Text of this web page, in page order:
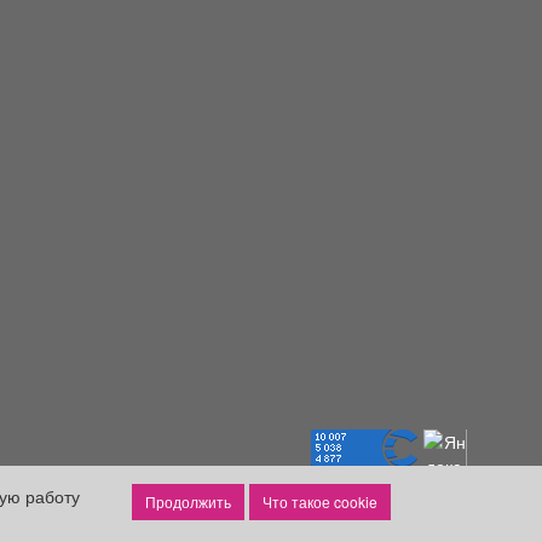
работу Что такое cookie